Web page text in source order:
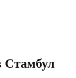
Стамбул